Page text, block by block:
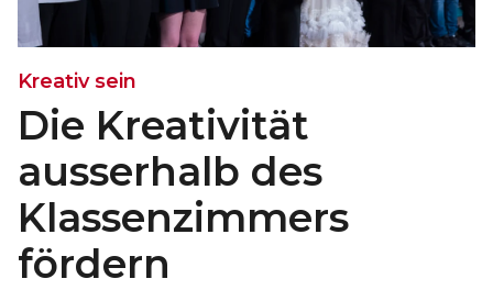
Kreativ sein
Die Kreativität
ausserhalb des
Klassenzimmers
fördern